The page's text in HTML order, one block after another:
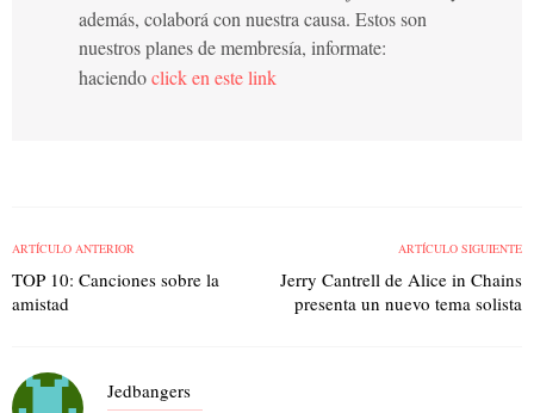
además, colaborá con nuestra causa. Estos son
nuestros planes de membresía, informate:
haciendoclick en este link
ARTÍCULO ANTERIOR
TOP 10: Canciones sobre la
amistad
ARTÍCULO SIGUIENTE
Jerry Cantrell de Alice in Chains
presenta un nuevo tema solista
Jedbangers